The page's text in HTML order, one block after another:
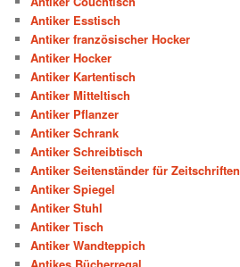
Antiker Esstisch
Antiker französischer Hocker
Antiker Hocker
Antiker Kartentisch
Antiker Mitteltisch
Antiker Pflanzer
Antiker Schrank
Antiker Schreibtisch
Antiker Seitenständer für Zeitschriften
Antiker Spiegel
Antiker Stuhl
Antiker Tisch
Antiker Wandteppich